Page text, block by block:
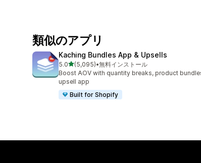
類似のアプリ
Kaching Bundles App & Upsells
5.05つ星中
(5,095)
合計レビュー数：5095件
•無料インストール
Boost AOV with quantity breaks, product
upsell app
Built for Shopify